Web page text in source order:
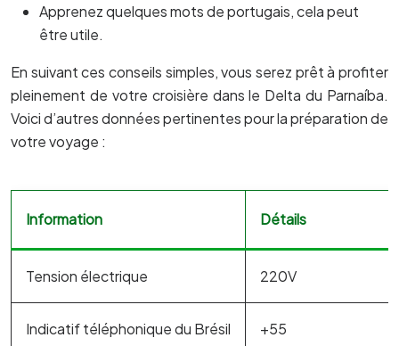
Apprenez quelques mots de portugais, cela peut
être utile.
En suivant ces conseils simples, vous serez prêt à profiter
pleinement de votre croisière dans le Delta du Parnaíba.
Voici d’autres données pertinentes pour la préparation de
votre voyage :
Information Détails
Tension électrique 220V
Indicatif téléphonique du Brésil +55